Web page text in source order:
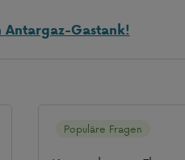
Antargaz-Gastank!
Populäre Fragen